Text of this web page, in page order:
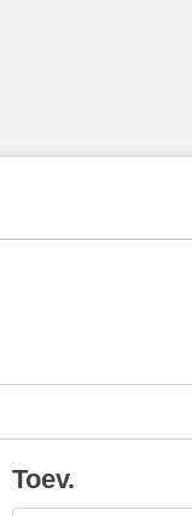
Toev.